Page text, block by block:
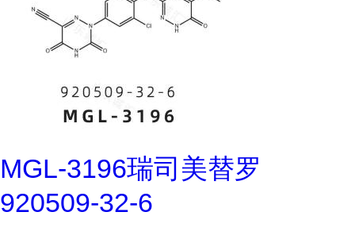
MGL-3196瑞司美替罗
920509-32-6